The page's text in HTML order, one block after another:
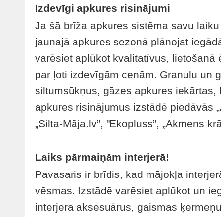
Izdevīgi apkures risinājumi
Ja šā brīža apkures sistēma savu
jaunajā apkures sezonā plānojat
varēsiet aplūkot kvalitatīvus, lietošanā
par ļoti izdevīgām cenām. Granulu un
siltumsūkņus, gāzes apkures iekārtas,
apkures risinājumus izstādē piedāvās
„Silta-Māja.lv”, "Ekopluss”, „Akmens
Laiks pārmaiņām interjerā!
Pavasaris ir brīdis, kad mājokļa
vēsmas. Izstādē varēsiet aplūkot un
interjera aksesuārus, gaismas